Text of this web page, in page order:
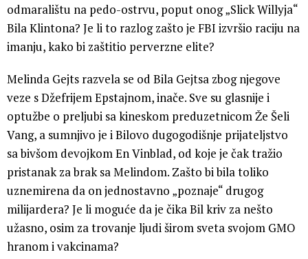
odmaralištu na pedo-ostrvu, poput onog „Slick Willyja“
Bila Klintona? Je li to razlog zašto je FBI izvršio raciju na
imanju, kako bi zaštitio perverzne elite?
Melinda Gejts razvela se od Bila Gejtsa zbog njegove
veze s Džefrijem Epstajnom, inače. Sve su glasnije i
optužbe o preljubi sa kineskom preduzetnicom Že Šeli
Vang, a sumnjivo je i Bilovo dugogodišnje prijateljstvo
sa bivšom devojkom En Vinblad, od koje je čak tražio
pristanak za brak sa Melindom. Zašto bi bila toliko
uznemirena da on jednostavno „poznaje“ drugog
milijardera? Je li moguće da je čika Bil kriv za nešto
užasno, osim za trovanje ljudi širom sveta svojom GMO
hranom i vakcinama?